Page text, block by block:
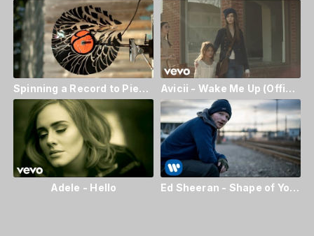
Spinning a Record to Pieces at 12,500fps - The Slow Mo Guys Avicii - Wake Me Up (Official Video)
Adele - Hello Ed Sheeran - Shape of You [Official Video]